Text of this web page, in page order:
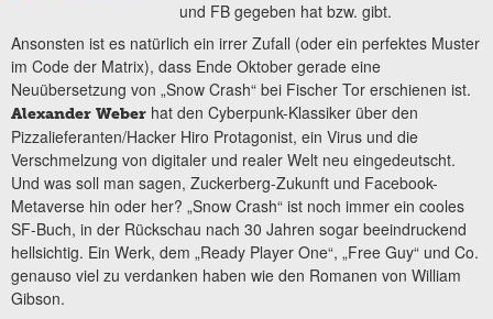
und FB gegeben hat bzw. gibt.
Ansonsten ist es natürlich ein irrer Zufall (oder ein perfektes Muster
im Code der Matrix), dass Ende Oktober gerade eine
Neuübersetzung von „Snow Crash“ bei Fischer Tor erschienen ist.
Alexander Weber hat den Cyberpunk-Klassiker über den
Pizzalieferanten/Hacker Hiro Protagonist, ein Virus und die
Verschmelzung von digitaler und realer Welt neu eingedeutscht.
Und was soll man sagen, Zuckerberg-Zukunft und Facebook-
Metaverse hin oder her? „Snow Crash“ ist noch immer ein cooles
SF-Buch, in der Rückschau nach 30 Jahren sogar beeindruckend
hellsichtig. Ein Werk, dem „Ready Player One“, „Free Guy“ und Co.
genauso viel zu verdanken haben wie den Romanen von William
Gibson.